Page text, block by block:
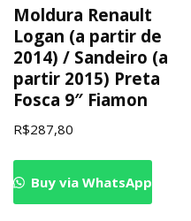
Moldura Renault
Logan (a partir de
2014) / Sandeiro (a
partir 2015) Preta
Fosca 9″ Fiamon
R$287,80
Buy via WhatsApp